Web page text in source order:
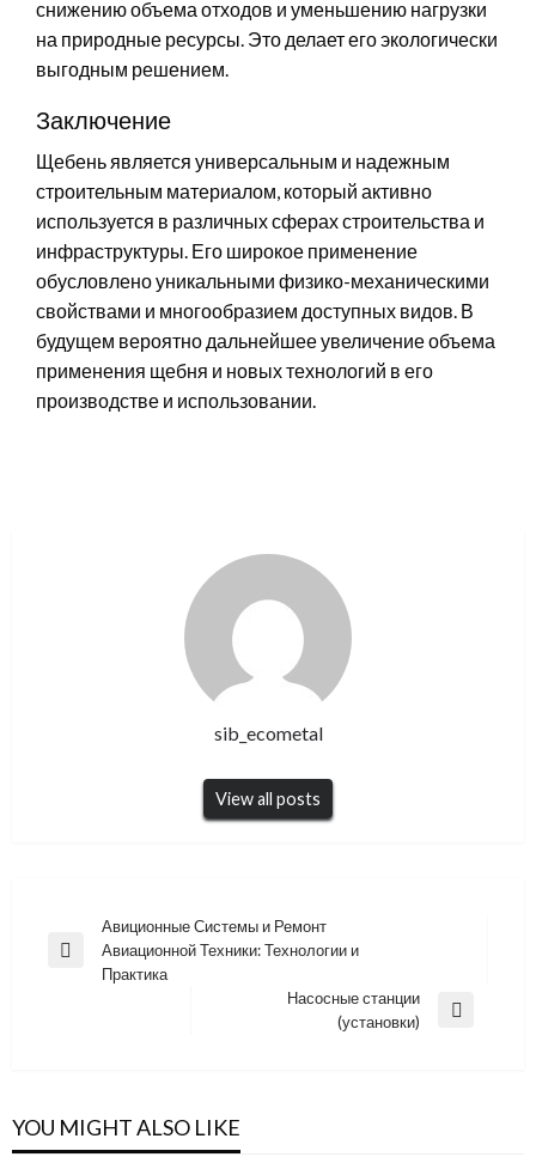
снижению объема отходов и уменьшению нагрузки
на природные ресурсы. Это делает его экологически
выгодным решением.
Заключение
Щебень является универсальным и надежным
строительным материалом, который активно
используется в различных сферах строительства и
инфраструктуры. Его широкое применение
обусловлено уникальными физико-механическими
свойствами и многообразием доступных видов. В
будущем вероятно дальнейшее увеличение объема
применения щебня и новых технологий в его
производстве и использовании.
sib_ecometal
View all posts
Навигация
по
Previous
Авиционные Системы и Ремонт
Авиационной Техники: Технологии и
Практика
Насосные станции
(установки)
YOU MIGHT ALSO LIKE